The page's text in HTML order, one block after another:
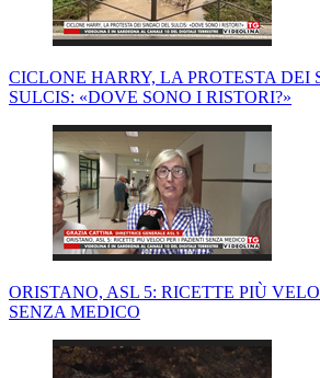
CICLONE HARRY, LA PROTESTA DEI
SULCIS: «DOVE SONO I RISTORI?»
ORISTANO, ASL 5: RICETTE PIÙ
SENZA MEDICO